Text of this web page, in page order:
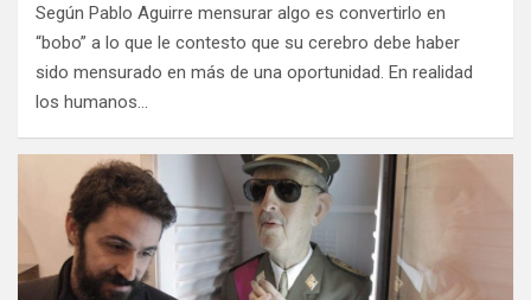
Según Pablo Aguirre mensurar algo es convertirlo en
“bobo” a lo que le contesto que su cerebro debe haber
sido mensurado en más de una oportunidad. En realidad
los humanos…